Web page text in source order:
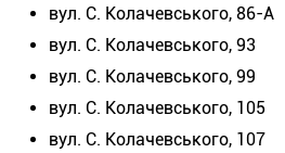
вул. С. Колачевського, 86-А
вул. С. Колачевського, 93
вул. С. Колачевського, 99
вул. С. Колачевського, 105
вул. С. Колачевського, 107